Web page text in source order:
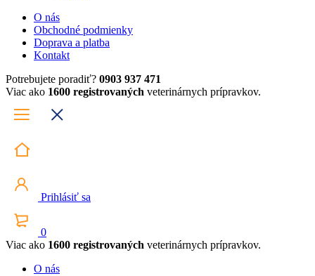
O nás
Obchodné podmienky
Doprava a platba
Kontakt
Potrebujete poradiť? 0903 937 471
Viac ako 1600 registrovaných veterinárnych prípravkov.
Prihlásiť sa
0
Viac ako 1600 registrovaných veterinárnych prípravkov.
O nás